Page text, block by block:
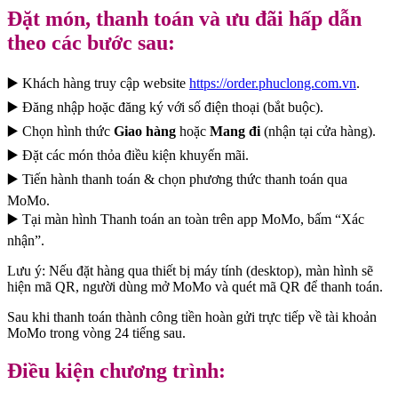
Đặt món, thanh toán và ưu đãi hấp dẫn
theo các bước sau:
▶️ Khách hàng truy cập website https://order.phuclong.com.vn.
▶️ Đăng nhập hoặc đăng ký với số điện thoại (bắt buộc).
▶️ Chọn hình thức Giao hàng hoặc Mang đi (nhận tại cửa hàng).
▶️ Đặt các món thỏa điều kiện khuyến mãi.
▶️ Tiến hành thanh toán & chọn phương thức thanh toán qua
MoMo.
▶️ Tại màn hình Thanh toán an toàn trên app MoMo, bấm “Xác
nhận”.
Lưu ý: Nếu đặt hàng qua thiết bị máy tính (desktop), màn hình sẽ
hiện mã QR, người dùng mở MoMo và quét mã QR để thanh toán.
Sau khi thanh toán thành công tiền hoàn gửi trực tiếp về tài khoản
MoMo trong vòng 24 tiếng sau.
Điều kiện chương trình: